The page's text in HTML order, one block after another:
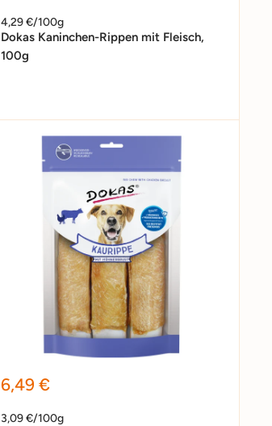
4,29 €/100g
Dokas Kaninchen-Rippen mit Fleisch,
100g
Sonderpreis
6,49 €
3,09 €/100g